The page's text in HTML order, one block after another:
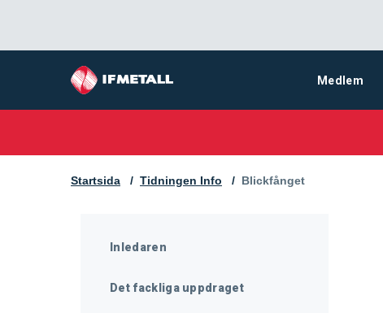
Medlem
Startsida Tidningen Info Aktuell sida:
Blickfånget
Inledaren
Det fackliga uppdraget